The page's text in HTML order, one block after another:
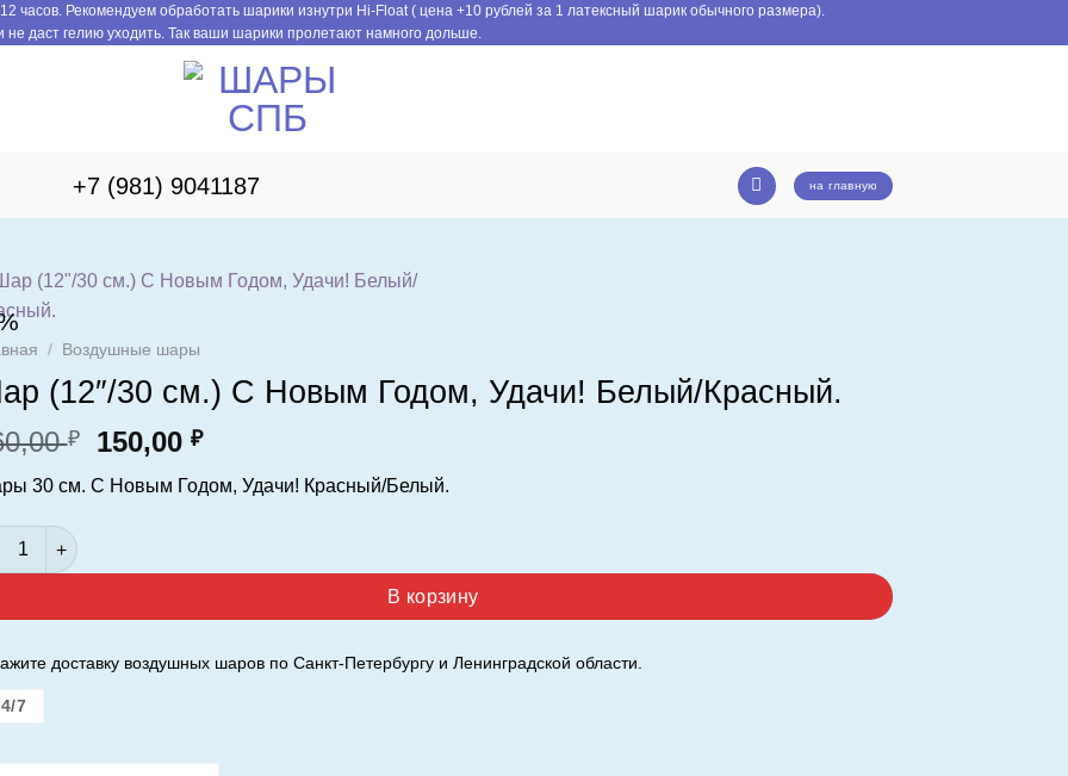
часов. Рекомендуем обработать шарики изнутри Hi-Float ( цена +10 рублей за 1 латексный шарик обычного размера).
даст гелию уходить. Так ваши шарики пролетают намного дольше.
+7 (981) 9041187 на главную
/ Воздушные шары
(12″/30 см.) С Новым Годом, Удачи! Белый/Красный.
₽
Первоначальная
составляла
150,00 ₽Текущая
150,00 ₽.
30 см. С Новым Годом, Удачи! Красный/Белый.
товара Шар (12"/30 см.) С Новым Годом, Удачи! Белый/Красный.
В корзину
доставку воздушных шаров по Санкт-Петербургу и Ленинградской области.
7